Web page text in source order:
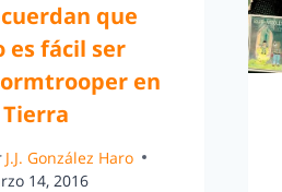
que
es fácil ser
en
J.J. González Haro
14, 2016